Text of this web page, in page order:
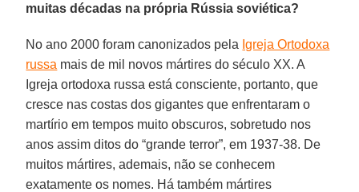
muitas décadas na própria Rússia soviética?
No ano 2000 foram canonizados pela Igreja Ortodoxa
russa mais de mil novos mártires do século XX. A
Igreja ortodoxa russa está consciente, portanto, que
cresce nas costas dos gigantes que enfrentaram o
martírio em tempos muito obscuros, sobretudo nos
anos assim ditos do “grande terror”, em 1937-38. De
muitos mártires, ademais, não se conhecem
exatamente os nomes. Há também mártires